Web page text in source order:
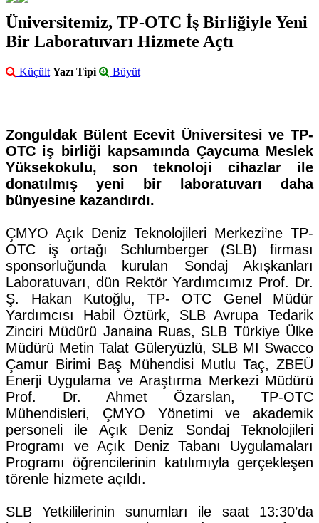
Üniversitemiz, TP-OTC İş Birliğiyle Yeni
Bir Laboratuvarı Hizmete Açtı
Küçült Yazı Tipi Büyüt
Zonguldak Bülent Ecevit Üniversitesi ve TP-
OTC iş birliği kapsamında Çaycuma Meslek
Yüksekokulu, son teknoloji cihazlar ile
donatılmış yeni bir laboratuvarı daha
bünyesine kazandırdı.
ÇMYO Açık Deniz Teknolojileri Merkezi’ne TP-
OTC iş ortağı Schlumberger (SLB) firması
sponsorluğunda kurulan Sondaj Akışkanları
Laboratuvarı, dün Rektör Yardımcımız Prof. Dr.
Ş. Hakan Kutoğlu, TP- OTC Genel Müdür
Yardımcısı Habil Öztürk, SLB Avrupa Tedarik
Zinciri Müdürü Janaina Ruas, SLB Türkiye Ülke
Müdürü Metin Talat Güleryüzlü, SLB MI Swacco
Çamur Birimi Baş Mühendisi Mutlu Taç, ZBEÜ
Enerji Uygulama ve Araştırma Merkezi Müdürü
Prof. Dr. Ahmet Özarslan, TP-OTC
Mühendisleri, ÇMYO Yönetimi ve akademik
personeli ile Açık Deniz Sondaj Teknolojileri
Programı ve Açık Deniz Tabanı Uygulamaları
Programı öğrencilerinin katılımıyla gerçekleşen
törenle hizmete açıldı.
SLB Yetkililerinin sunumları ile saat 13:30’da